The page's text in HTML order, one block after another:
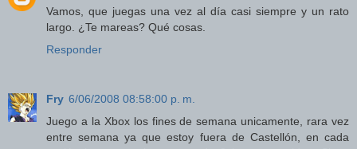
Vamos, que juegas una vez al día casi siempre y un rato
largo. ¿Te mareas? Qué cosas.
Responder
Fry 6/06/2008 08:58:00 p. m.
Juego a la Xbox los fines de semana unicamente, rara vez
entre semana ya que estoy fuera de Castellón, en cada